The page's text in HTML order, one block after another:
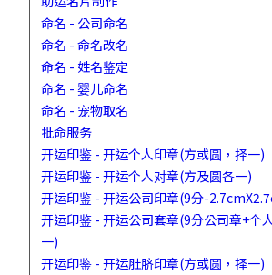
命名 - 公司命名
命名 - 命名改名
命名 - 姓名鉴定
命名 - 婴儿命名
命名 - 宠物取名
批命服务
开运印鉴 - 开运个人印章(方或圆，择一)
开运印鉴 - 开运个人对章(方及圆各一)
开运印鉴 - 开运公司印章(9分-
开运印鉴 - 开运公司套章(9分公司章+个
一)
开运印鉴 - 开运肚脐印章(方或圆，择一)